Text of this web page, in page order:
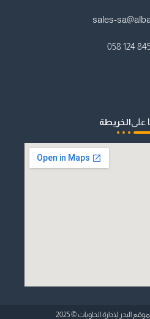
sales-
علىالخريطة
لإدارة الحاويات © 2025